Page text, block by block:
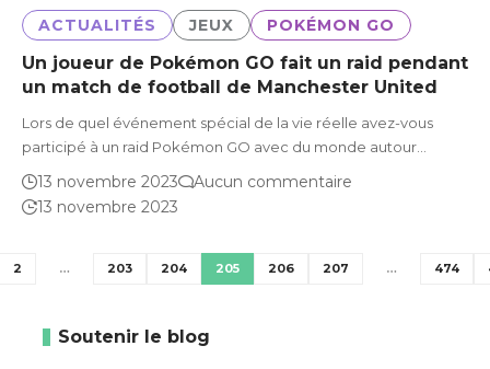
ACTUALITÉS JEUX POKÉMON GO
Un joueur de Pokémon GO fait un raid pendant
un match de football de Manchester United
Lors de quel événement spécial de la vie réelle avez-vous
participé à un raid Pokémon GO avec du monde autour…
13 novembre 2023
Aucun commentaire
13 novembre 2023
2 … 203 204 205 206 207 … 474
Soutenir le blog